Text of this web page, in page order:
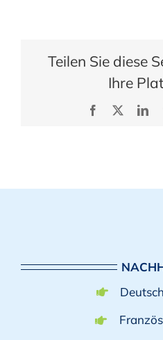
Teilen Sie diese
Ihre
Facebook